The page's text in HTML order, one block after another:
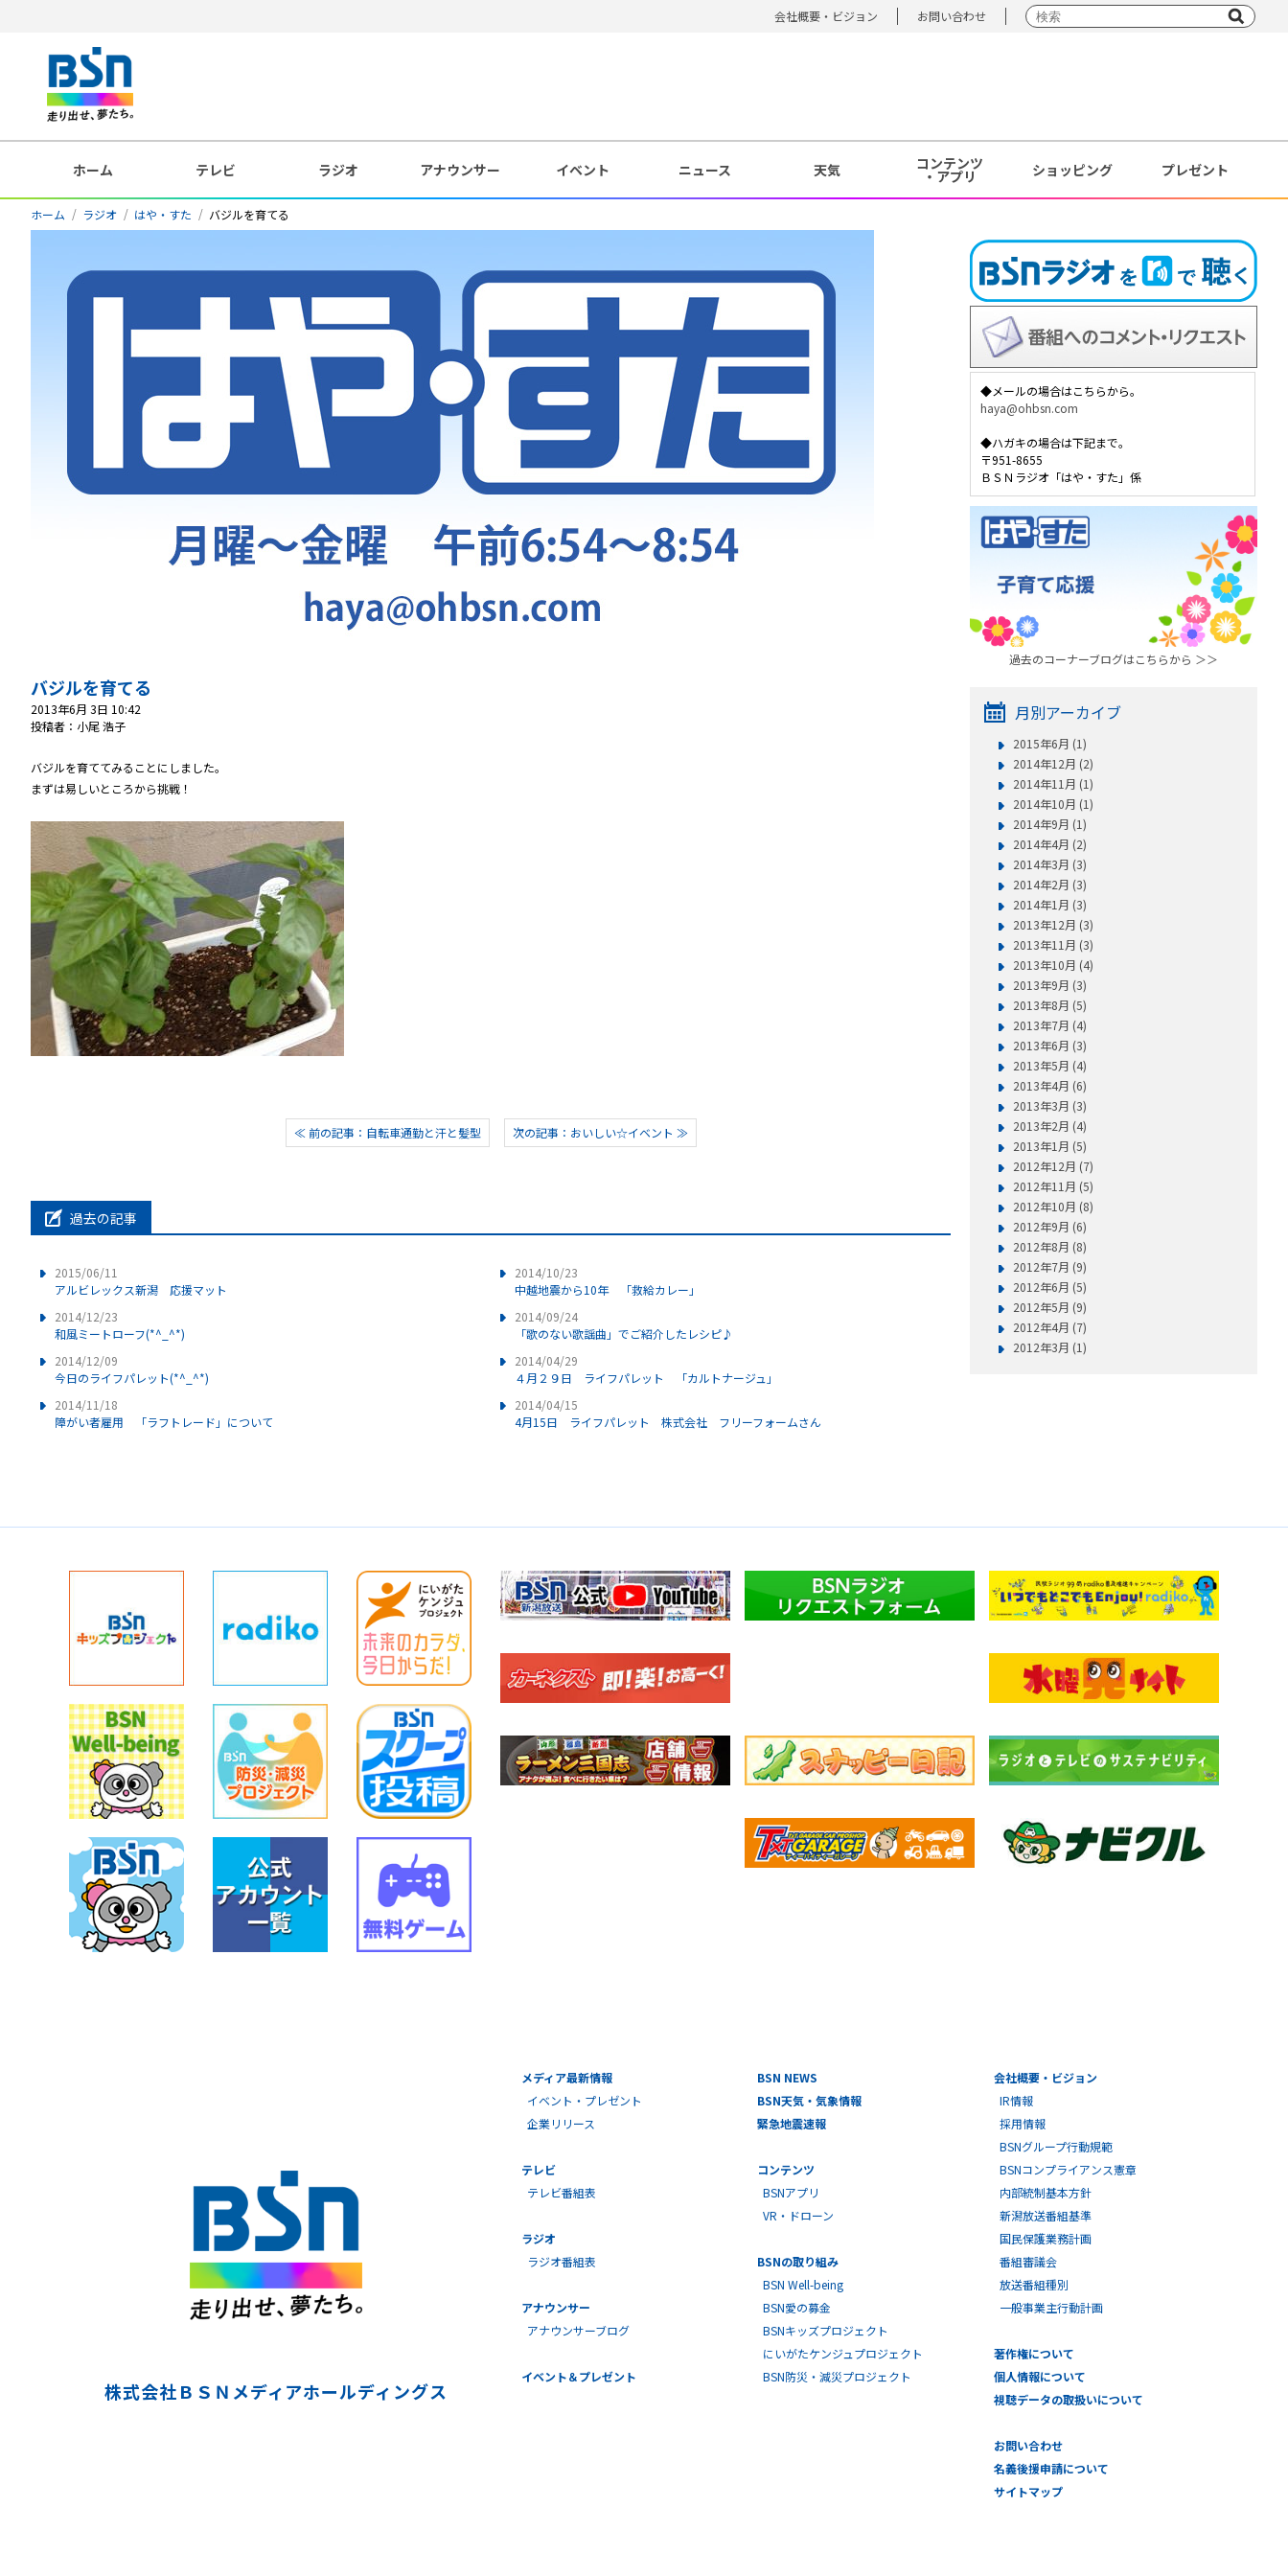
会社概要・ビジョン お問い合わせ
ホーム テレビ ラジオ アナウンサー イベント ニュース 天気 コンテンツ
・アプリ ショッピング プレゼント
ホーム ラジオ はや・すた バジルを育てる
バジルを育てる
2013年6月 3日 10:42
投稿者：小尾 浩子
バジルを育ててみることにしました。
まずは易しいところから挑戦！
≪ 前の記事：自転車通勤と汗と髪型 次の記事：おいしい☆イベント ≫
過去の記事
2015/06/11
アルビレックス新潟 応援マット
2014/12/23
和風ミートローフ(*^_^*)
2014/12/09
今日のライフパレット(*^_^*)
2014/11/18
障がい者雇用 「ラフトレード」について
2014/10/23
中越地震から10年 「救給カレー」
2014/09/24
「歌のない歌謡曲」でご紹介したレシピ♪
2014/04/29
４月２９日 ライフパレット 「カルトナージュ」
2014/04/15
4月15日 ライフパレット 株式会社 フリーフォームさん
◆メールの場合はこちらから。
haya@ohbsn.com
◆ハガキの場合は下記まで。
〒951-8655
ＢＳＮラジオ「はや・すた」係
過去のコーナーブログはこちらから ＞＞
月別アーカイブ
2015年6月 (1)
2014年12月 (2)
2014年11月 (1)
2014年10月 (1)
2014年9月 (1)
2014年4月 (2)
2014年3月 (3)
2014年2月 (3)
2014年1月 (3)
2013年12月 (3)
2013年11月 (3)
2013年10月 (4)
2013年9月 (3)
2013年8月 (5)
2013年7月 (4)
2013年6月 (3)
2013年5月 (4)
2013年4月 (6)
2013年3月 (3)
2013年2月 (4)
2013年1月 (5)
2012年12月 (7)
2012年11月 (5)
2012年10月 (8)
2012年9月 (6)
2012年8月 (8)
2012年7月 (9)
2012年6月 (5)
2012年5月 (9)
2012年4月 (7)
2012年3月 (1)
株式会社ＢＳＮメディアホールディングス
メディア最新情報
イベント・プレゼント
企業リリース
テレビ
テレビ番組表
ラジオ
ラジオ番組表
アナウンサー
アナウンサーブログ
イベント＆プレゼント
BSN NEWS
BSN天気・気象情報
緊急地震速報
コンテンツ
BSNアプリ
VR・ドローン
BSNの取り組み
BSN Well-being
BSN愛の募金
BSNキッズプロジェクト
にいがたケンジュプロジェクト
BSN防災・減災プロジェクト
会社概要・ビジョン
IR情報
採用情報
BSNグループ行動規範
BSNコンプライアンス憲章
内部統制基本方針
新潟放送番組基準
国民保護業務計画
番組審議会
放送番組種別
一般事業主行動計画
著作権について
個人情報について
視聴データの取扱いについて
お問い合わせ
名義後援申請について
サイトマップ